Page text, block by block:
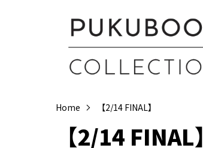
Home 【2/14 FINAL】
【2/14 FINAL】